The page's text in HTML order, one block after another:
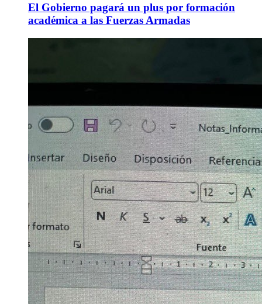
El Gobierno pagará un plus por formación
académica a las Fuerzas Armadas